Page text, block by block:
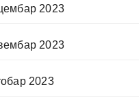
2023
2023
2023